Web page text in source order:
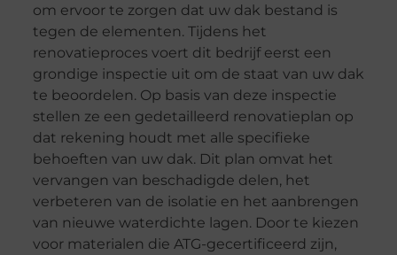
om ervoor te zorgen dat uw dak bestand is
tegen de elementen. Tijdens het
renovatieproces voert dit bedrijf eerst een
grondige inspectie uit om de staat van uw dak
te beoordelen. Op basis van deze inspectie
stellen ze een gedetailleerd renovatieplan op
dat rekening houdt met alle specifieke
behoeften van uw dak. Dit plan omvat het
vervangen van beschadigde delen, het
verbeteren van de isolatie en het aanbrengen
van nieuwe waterdichte lagen. Door te kiezen
voor materialen die ATG-gecertificeerd zijn,